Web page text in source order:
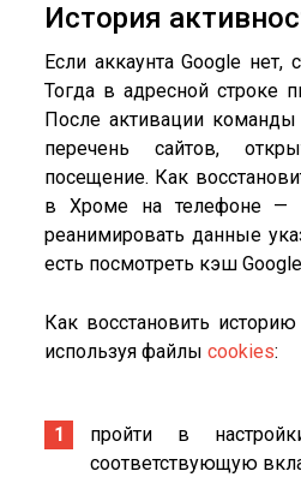
История
Если аккаунта Google нет,
Тогда в адресной строке
После активации
перечень сайтов,
посещение. Как
в Хроме на телефоне —
реанимировать данные
есть посмотреть кэш
Как восстановить
используя файлыcookies:
пройти в
соответствующую